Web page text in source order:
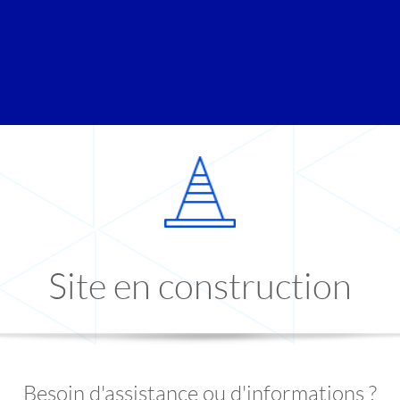
Site en construction
Besoin d'assistance ou d'informations ?